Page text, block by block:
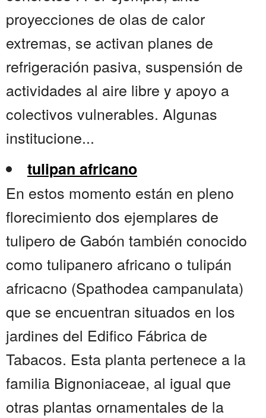
proyecciones de olas de calor
extremas, se activan planes de
refrigeración pasiva, suspensión de
actividades al aire libre y apoyo a
colectivos vulnerables. Algunas
institucione...
tulipan africano
En estos momento están en pleno
florecimiento dos ejemplares de
tulipero de Gabón también conocido
como tulipanero africano o tulipán
africacno (Spathodea campanulata)
que se encuentran situados en los
jardines del Edifico Fábrica de
Tabacos. Esta planta pertenece a la
familia Bignoniaceae, al igual que
otras plantas ornamentales de la